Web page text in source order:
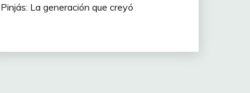
Pinjás: La generación que creyó